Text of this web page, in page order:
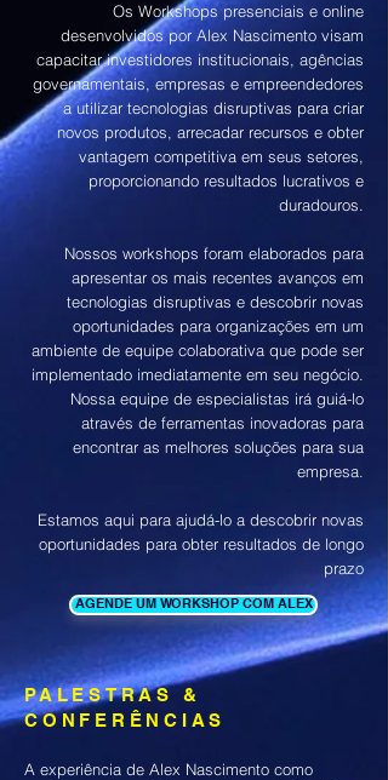
Os Workshops presenciais e online
desenvolvidos por Alex Nascimento visam
capacitar investidores institucionais, agências
governamentais, empresas e empreendedores
a utilizar tecnologias disruptivas para criar
novos produtos, arrecadar recursos e obter
vantagem competitiva em seus setores,
proporcionando resultados lucrativos e
duradouros.
Nossos workshops foram elaborados para
apresentar os mais recentes avanços em
tecnologias disruptivas e descobrir novas
oportunidades para organizações em um
ambiente de equipe colaborativa que pode ser
implementado imediatamente em seu negócio.
Nossa equipe de especialistas irá guiá-lo
através de ferramentas inovadoras para
encontrar as melhores soluções para sua
empresa.
Estamos aqui para ajudá-lo a descobrir novas
oportunidades para obter resultados de longo
prazo
AGENDE UM WORKSHOP COM ALEX
PALESTRAS &
CONFERÊNCIAS
A experiência de Alex Nascimento como